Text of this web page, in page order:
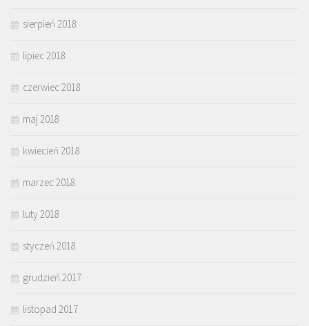
sierpień 2018
lipiec 2018
czerwiec 2018
maj 2018
kwiecień 2018
marzec 2018
luty 2018
styczeń 2018
grudzień 2017
listopad 2017